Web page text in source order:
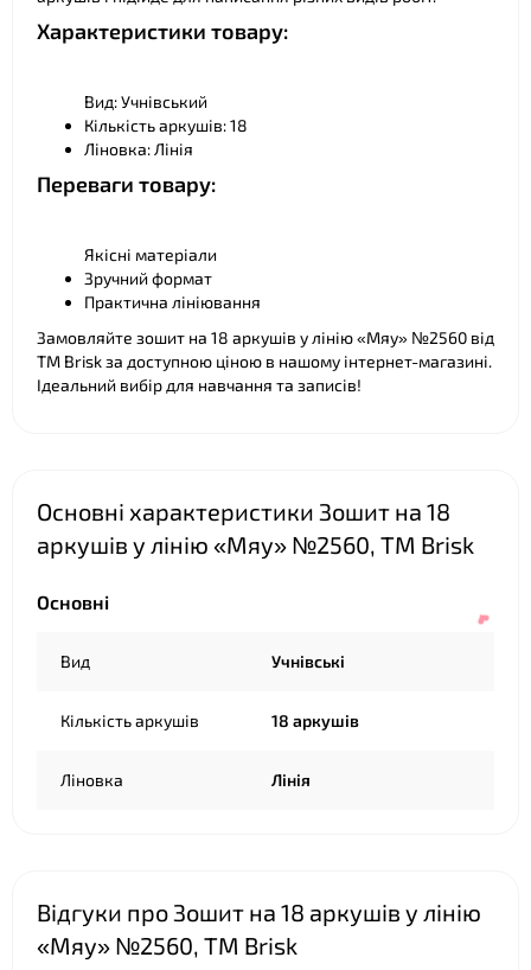
Характеристики товару:
Вид: Учнівський
Кількість аркушів: 18
Ліновка: Лінія
Переваги товару:
Якісні матеріали
Зручний формат
Практична лініювання
Замовляйте зошит на 18 аркушів у лінію «Мяу» №2560 від
ТМ Brisk за доступною ціною в нашому інтернет-магазині.
Ідеальний вибір для навчання та записів!
Основні характеристики Зошит на 18
аркушів у лінію «Мяу» №2560, ТМ Brisk
Основні
Вид Учнівські
Кількість аркушів 18 аркушів
Ліновка Лінія
Відгуки про Зошит на 18 аркушів у лінію
«Мяу» №2560, ТМ Brisk